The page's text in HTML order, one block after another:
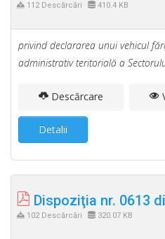
112 Descărcări 410.4 KB
privind declararea unui vehicul
administrativ teritorială a
Descărcare
Detalii
Dispoziţia nr. 0613
102 Descărcări 320.07 KB